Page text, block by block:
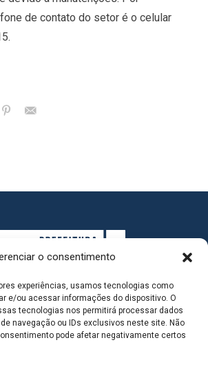
o consentimento
experiências, usamos tecnologias como
e/ou acessar informações do dispositivo. O
tecnologias nos permitirá processar dados
navegação ou IDs exclusivos neste site. Não
pode afetar negativamente certos
de contato do setor é o celular